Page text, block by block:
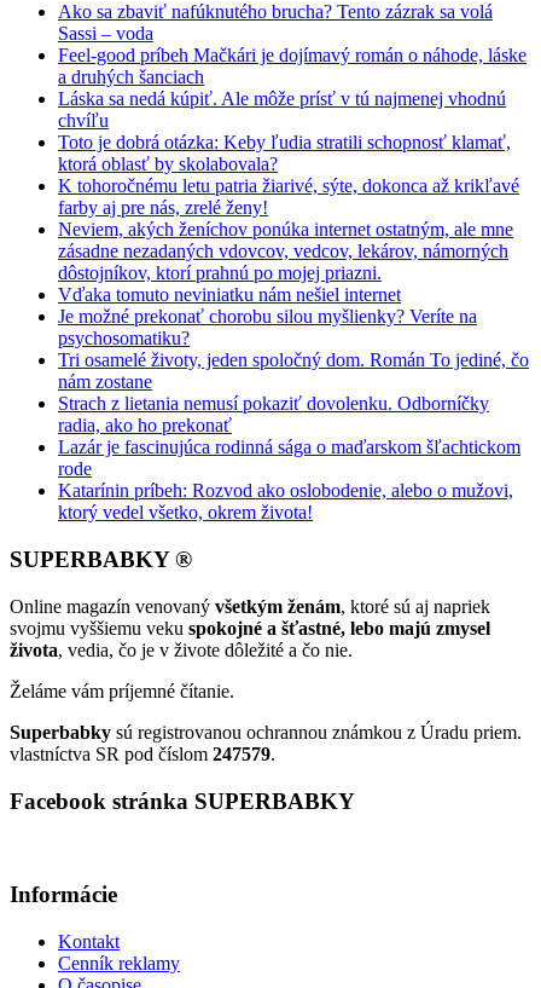
Ako sa zbaviť nafúknutého brucha? Tento zázrak sa volá
Sassi – voda
Feel-good príbeh Mačkári je dojímavý román o náhode, láske
a druhých šanciach
Láska sa nedá kúpiť. Ale môže prísť v tú najmenej vhodnú
chvíľu
Toto je dobrá otázka: Keby ľudia stratili schopnosť klamať,
ktorá oblasť by skolabovala?
K tohoročnému letu patria žiarivé, sýte, dokonca až krikľavé
farby aj pre nás, zrelé ženy!
Neviem, akých ženíchov ponúka internet ostatným, ale mne
zásadne nezadaných vdovcov, vedcov, lekárov, námorných
dôstojníkov, ktorí prahnú po mojej priazni.
Vďaka tomuto neviniatku nám nešiel internet
Je možné prekonať chorobu silou myšlienky? Veríte na
psychosomatiku?
Tri osamelé životy, jeden spoločný dom. Román To jediné, čo
nám zostane
Strach z lietania nemusí pokaziť dovolenku. Odborníčky
radia, ako ho prekonať
Lazár je fascinujúca rodinná sága o maďarskom šľachtickom
rode
Katarínin príbeh: Rozvod ako oslobodenie, alebo o mužovi,
ktorý vedel všetko, okrem života!
SUPERBABKY ®
Online magazín venovaný všetkým ženám, ktoré sú aj napriek
svojmu vyššiemu veku spokojné a šťastné, lebo majú zmysel
života, vedia, čo je v živote dôležité a čo nie.
Želáme vám príjemné čítanie.
Superbabky sú registrovanou ochrannou známkou z Úradu priem.
vlastníctva SR pod číslom 247579.
Facebook stránka SUPERBABKY
Informácie
Kontakt
Cenník reklamy